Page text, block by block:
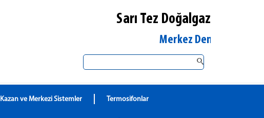
Sarı Tez Doğalgaz
Eskişehir Merkez DemirDöküm Yetkili
Kazan ve Merkezi Sistemler Termosifonlar